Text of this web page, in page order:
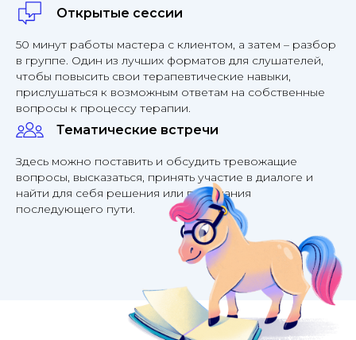
Открытые сессии
50 минут работы мастера с клиентом, а затем – разбор
в группе. Один из лучших форматов для слушателей,
чтобы повысить свои терапевтические навыки,
прислушаться к возможным ответам на собственные
вопросы к процессу терапии.
Тематические встречи
Здесь можно поставить и обсудить тревожащие
вопросы, высказаться, принять участие в диалоге и
найти для себя решения или понимания
последующего пути.